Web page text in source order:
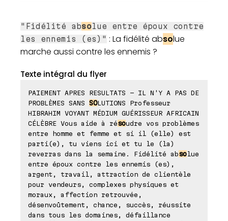
"Fidélité absolue entre époux contre
les ennemis (es)" : La fidélité absolue
marche aussi contre les ennemis ?
Texte intégral du flyer
PAIEMENT APRES RESULTATS - IL N'Y A PAS DE
PROBLÈMES SANS SOLUTIONS Professeur
HIBRAHIM VOYANT MÉDIUM GUÉRISSEUR AFRICAIN
CÉLÈBRE Vous aide à résoudre vos problèmes
entre homme et femme et si il (elle) est
parti(e), tu viens ici et tu le (la)
reverras dans la semaine. Fidélité absolue
entre époux contre les ennemis (es),
argent, travail, attraction de clientèle
pour vendeurs, complexes physiques et
moraux, affection retrouvée,
désenvoûtement, chance, succès, réussite
dans tous les domaines, défaillance